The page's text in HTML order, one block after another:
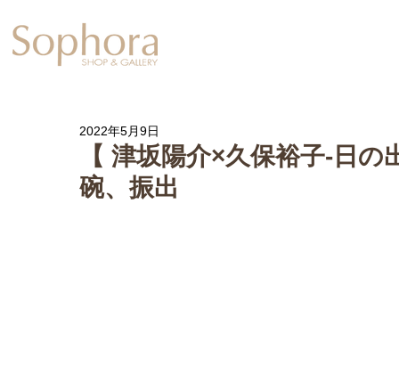
【 津坂陽介×久保裕子-日
碗、振出
2022年5月9日